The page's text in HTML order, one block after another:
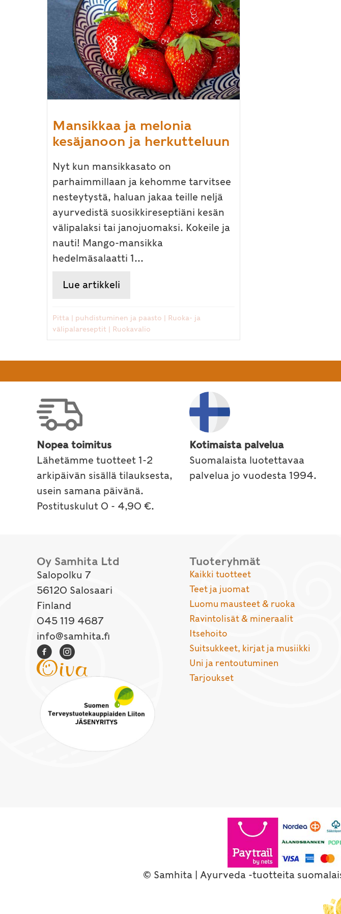
Mansikkaa ja melonia
kesäjanoon ja herkutteluun
Nyt kun mansikkasato on
parhaimmillaan ja kehomme tarvitsee
nesteytystä, haluan jakaa teille neljä
ayurvedistä suosikkireseptiäni kesän
välipalaksi tai janojuomaksi. Kokeile ja
nauti! Mango-mansikka
hedelmäsalaatti 1...
Lue artikkeli
Pitta | puhdistuminen ja paasto | Ruoka- ja
välipalareseptit | Ruokavalio
Nopea toimitus
Lähetämme tuotteet 1-2
arkipäivän sisällä tilauksesta,
usein samana päivänä.
Postituskulut 0 - 4,90 €.
Kotimaista palvelua
Suomalaista luotettavaa
palvelua jo vuodesta 1994.
Oy Samhita Ltd
Salopolku 7
56120 Salosaari
Finland
045 119 4687
info@samhita.fi
Tuoteryhmät
Kaikki tuotteet
Teet ja juomat
Luomu mausteet & ruoka
Ravintolisät & mineraalit
Itsehoito
Suitsukkeet, kirjat ja musiikki
Uni ja rentoutuminen
Tarjoukset
© Samhita | Ayurveda -tuotteita